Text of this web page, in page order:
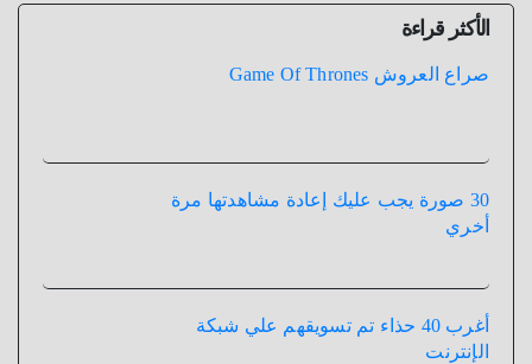
الأكثر قراءة
صراع العروش Game Of Thrones
30 صورة يجب عليك إعادة مشاهدتها مرة
أخري
أغرب 40 حذاء تم تسويقهم علي شبكة
الإنترنت